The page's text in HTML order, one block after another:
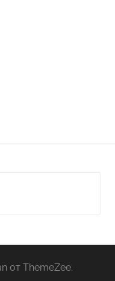
от ThemeZee.